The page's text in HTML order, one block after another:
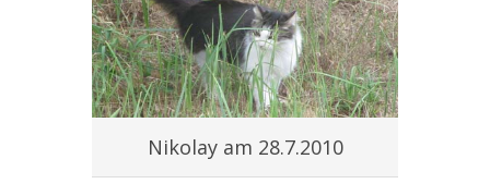
Nikolay am 28.7.2010